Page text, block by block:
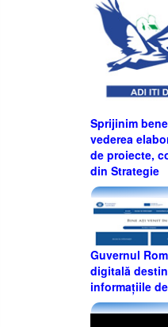
Sprijinim
vederea
de proiecte,
din Strategie
Guvernul
digitală
informațiile